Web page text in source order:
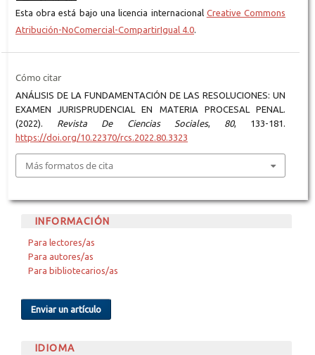
Esta obra está bajo una licencia internacional Creative Commons
Atribución-NoComercial-CompartirIgual 4.0.
Cómo citar
ANÁLISIS DE LA FUNDAMENTACIÓN DE LAS RESOLUCIONES: UN
EXAMEN JURISPRUDENCIAL EN MATERIA PROCESAL PENAL.
(2022). Revista De Ciencias Sociales, 80, 133-181.
https://doi.org/10.22370/rcs.2022.80.3323
Más formatos de cita
INFORMACIÓN
Para lectores/as
Para autores/as
Para bibliotecarios/as
Enviar un artículo
IDIOMA